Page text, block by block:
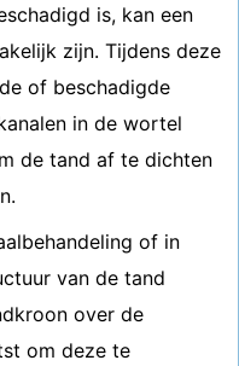
is, kan een
zijn. Tijdens deze
of beschadigde
in de wortel
de tand af te dichten
of in
van de tand
over de
om deze te